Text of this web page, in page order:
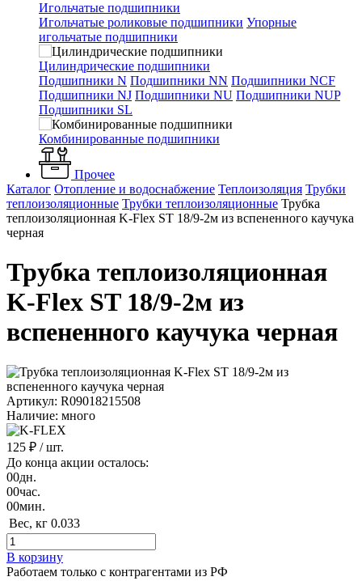
Игольчатые подшипники
Игольчатые роликовые подшипники Упорные
игольчатые подшипники
Цилиндрические подшипники
Подшипники N Подшипники NN Подшипники NCF
Подшипники NJ Подшипники NU Подшипники NUP
Подшипники SL
Комбинированные подшипники
Прочее
Каталог Отопление и водоснабжение Теплоизоляция Трубки
теплоизоляционные Трубки теплоизоляционные Трубка
теплоизоляционная K-Flex ST 18/9-2м из вспененного каучука
черная
Трубка теплоизоляционная
K-Flex ST 18/9-2м из
вспененного каучука черная
Артикул: R09018215508
Наличие: много
125 ₽ / шт.
До конца акции осталось:
00дн.
00час.
00мин.
Вес, кг 0.033
В корзину
Работаем только с контрагентами из РФ